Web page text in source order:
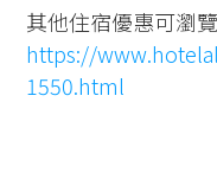
其他住宿優惠可瀏覽
https://
1550.html